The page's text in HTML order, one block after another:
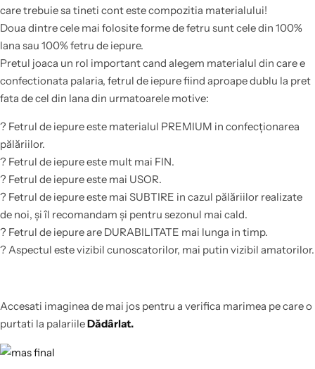
care trebuie sa tineti cont este compozitia materialului!
Doua dintre cele mai folosite forme de fetru sunt cele din 100%
lana sau 100% fetru de iepure.
Pretul joaca un rol important cand alegem materialul din care e
confectionata palaria, fetrul de iepure fiind aproape dublu la pret
fata de cel din lana din urmatoarele motive:
? Fetrul de iepure este materialul PREMIUM in confecționarea
pălăriilor.
? Fetrul de iepure este mult mai FIN.
? Fetrul de iepure este mai USOR.
? Fetrul de iepure este mai SUBTIRE in cazul pălăriilor realizate
de noi, și îl recomandam și pentru sezonul mai cald.
? Fetrul de iepure are DURABILITATE mai lunga in timp.
? Aspectul este vizibil cunoscatorilor, mai putin vizibil amatorilor.
Accesati imaginea de mai jos pentru a verifica marimea pe care o
purtati la palariileDădârlat.